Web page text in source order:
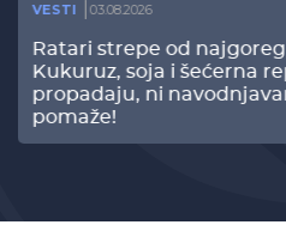
VESTI 03.08.2026
Ratari strepe od
Kukuruz, soja i šećerna
propadaju, ni
pomaže!